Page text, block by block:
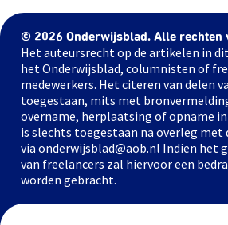
© 2026 Onderwijsblad. Alle rechten
Het auteursrecht op de artikelen in
het Onderwijsblad, columnisten of
medewerkers. Het citeren van delen
toegestaan, mits met
overname, herplaatsing of opname
is slechts toegestaan na overleg met
via onderwijsblad@aob.nl Indien het
van freelancers zal hiervoor een
worden gebracht.